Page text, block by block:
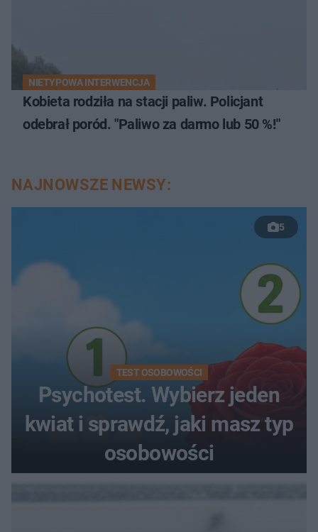
NIETYPOWA INTERWENCJA
Kobieta rodziła na stacji paliw. Policjant
odebrał poród. "Paliwo za darmo lub 50 %!"
NAJNOWSZE NEWSY:
5
TEST OSOBOWOŚCI
Psychotest. Wybierz jeden
kwiat i sprawdź, jaki masz typ
osobowości